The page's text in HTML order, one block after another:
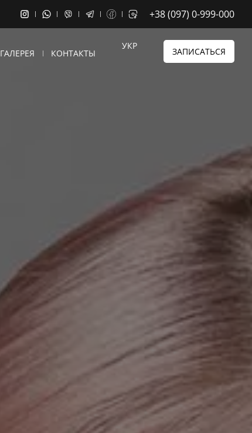
+38 (097) 0-999-000
ГАЛЕРЕЯ КОНТАКТЫ
УКР
ЗАПИСАТЬСЯ